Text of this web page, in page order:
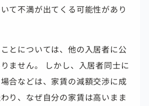
て不満が出てくる可能性があり
とについては、他の入居者に公
ません。 しかし、入居者同士に
合などは、家賃の減額交渉に成
り、なぜ自分の家賃は高いまま